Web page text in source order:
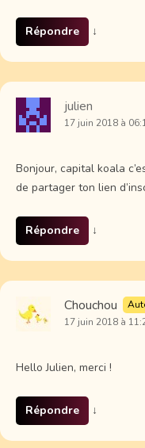
Répondre ↓
julien
17 juin 2018 à
Bonjour, capital koala
de partager ton lien
Répondre ↓
Chouchou
17 juin 2018 à
Hello Julien, merci !
Répondre ↓